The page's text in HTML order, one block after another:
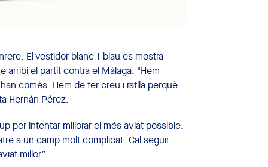
El vestidor blanc-i-blau es mostra
el partit contra el Màlaga. "Hem
comès. Hem de fer creu i ratlla perquè
Hernán Pérez.
per intentar millorar el més aviat possible.
a un camp molt complicat. Cal seguir
millor”.